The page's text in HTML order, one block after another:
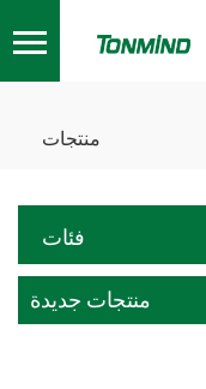
منتجات
فئات
منتجات جديدة